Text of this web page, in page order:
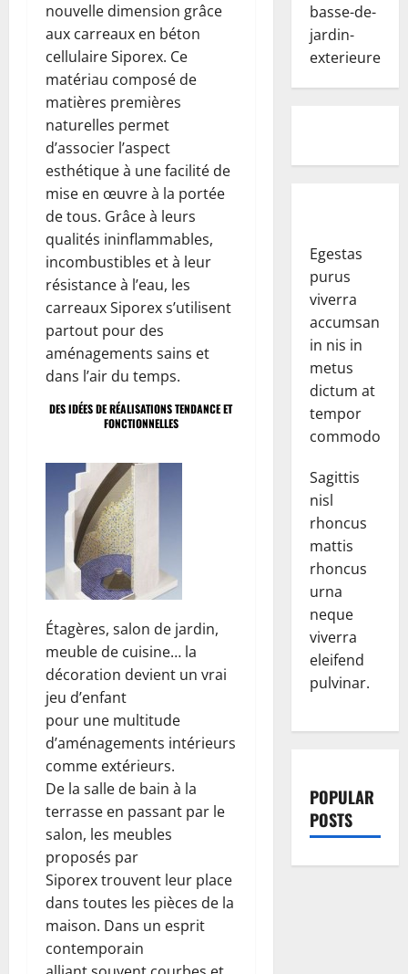
nouvelle dimension grâce
aux carreaux en béton
cellulaire Siporex. Ce
matériau composé de
matières premières
naturelles permet
d’associer l’aspect
esthétique à une facilité de
mise en œuvre à la portée
de tous. Grâce à leurs
qualités ininflammables,
incombustibles et à leur
résistance à l’eau, les
carreaux Siporex s’utilisent
partout pour des
aménagements sains et
dans l’air du temps.
DES IDÉES DE RÉALISATIONS TENDANCE ET
FONCTIONNELLES
Étagères, salon de jardin,
meuble de cuisine… la
décoration devient un vrai
jeu d’enfant
pour une multitude
d’aménagements intérieurs
comme extérieurs.
De la salle de bain à la
terrasse en passant par le
salon, les meubles
proposés par
Siporex trouvent leur place
dans toutes les pièces de la
maison. Dans un esprit
contemporain
Egestas
purus
viverra
accumsan
in nis in
metus
dictum at
tempor
commodo.
Sagittis
nisl
rhoncus
mattis
rhoncus
urna
neque
viverra
eleifend
pulvinar.
POPULAR
POSTS